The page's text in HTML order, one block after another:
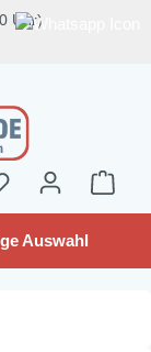
Uhr)
Auswahl